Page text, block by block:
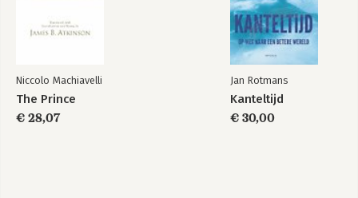
Niccolo Machiavelli
The Prince
€ 28,07
Jan Rotmans
Kanteltijd
€ 30,00